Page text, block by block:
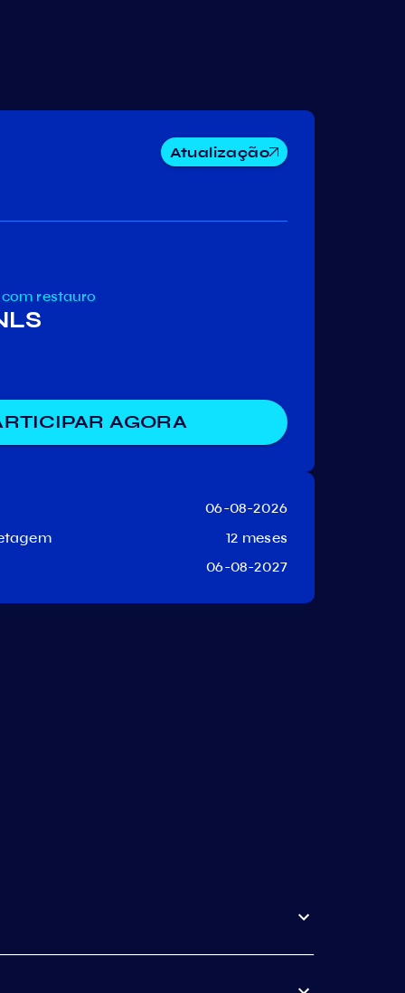
Atualização
com restauro
AGORA
06-08-2026
12 meses
06-08-2027